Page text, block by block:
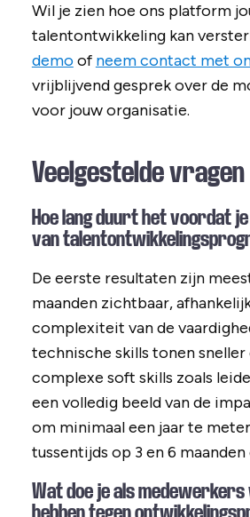
Wil je zien hoe ons platform
talentontwikkeling kan
demoof neem contact met
vrijblijvend gesprek over de
voor jouw organisatie.
Veelgestelde vragen
Hoe lang duurt het voordat
van
De eerste resultaten zijn
maanden zichtbaar,
complexiteit van de
technische skills tonen
complexe soft skills zoals
een volledig beeld van de
om minimaal een jaar te
tussentijds op 3 en 6 maanden
Wat doe je als